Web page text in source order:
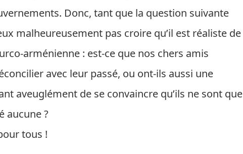
Donc, tant que la question suivante
malheureusement pas croire qu’il est réaliste de
arménienne : est-ce que nos chers amis
avec leur passé, ou ont-ils aussi une
aveuglément de se convaincre qu’ils ne sont que
aucune ?
tous !